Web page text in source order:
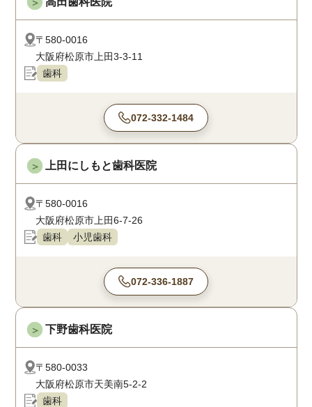
＞
〒580-0016
大阪府松原市上田3-3-11
歯科
072-332-1484
＞ 上田にしもと歯科医院
〒580-0016
大阪府松原市上田6-7-26
歯科
小児歯科
072-336-1887
＞ 下野歯科医院
〒580-0033
大阪府松原市天美南5-2-2
歯科